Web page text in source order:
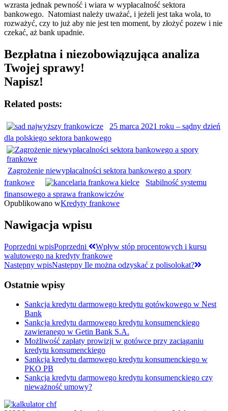
wzrasta jednak pewność i wiara w wypłacalność sektora
bankowego. Natomiast należy uważać, i jeżeli jest taka wola, to
rozważyć, czy to już aby nie jest ten moment, by złożyć pozew i nie
czekać, aż bank upadnie.
Bezpłatna i niezobowiązująca analiza
Twojej sprawy!
Napisz!
Related posts:
25 marca 2021 roku – sądny dzień
dla polskiego sektora bankowego
Zagrożenie niewypłacalności sektora bankowego a spory
frankowe
Stabilność systemu
finansowego a sprawa frankowiczów
Opublikowano wKredyty frankowe
Nawigacja wpisu
Poprzedni wpisPoprzedni
Wpływ stóp procentowych i kursu
walutowego na kredyty frankowe
Następny wpisNastępny Ile można odzyskać z polisolokat?
Ostatnie wpisy
Sankcja kredytu darmowego kredytu gotówkowego w Nest
Bank
Sankcja kredytu darmowego kredytu konsumenckiego
zawieranego w Getin Bank S.A.
Możliwość zapłaty prowizji w gotówce przy zaciąganiu
kredytu konsumenckiego
Sankcja kredytu darmowego kredytu konsumenckiego w
PKO PB
Sankcja kredytu darmowego kredytu konsumenckiego czy
nieważność umowy?